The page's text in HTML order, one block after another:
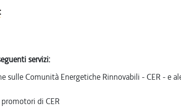
servizi:
sulle Comunità Energetiche Rinnovabili - CER - e
di CER